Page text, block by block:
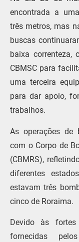
encontrada a
três metros, mas
buscas
baixa correnteza,
CBMSC para
uma terceira
para dar apoio,
trabalhos.
As operações de
com o Corpo de
(CBMRS),
diferentes
estavam três
cinco de Roraima.
Devido às
fornecidas